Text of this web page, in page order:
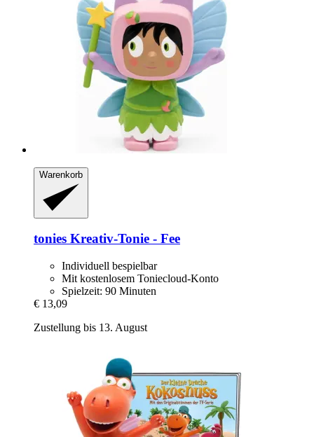
Warenkorb
tonies Kreativ-​Tonie -​ Fee
Individuell bespielbar
Mit kostenlosem Toniecloud-Konto
Spielzeit: 90 Minuten
€ 13,09
Zustellung bis 13. August